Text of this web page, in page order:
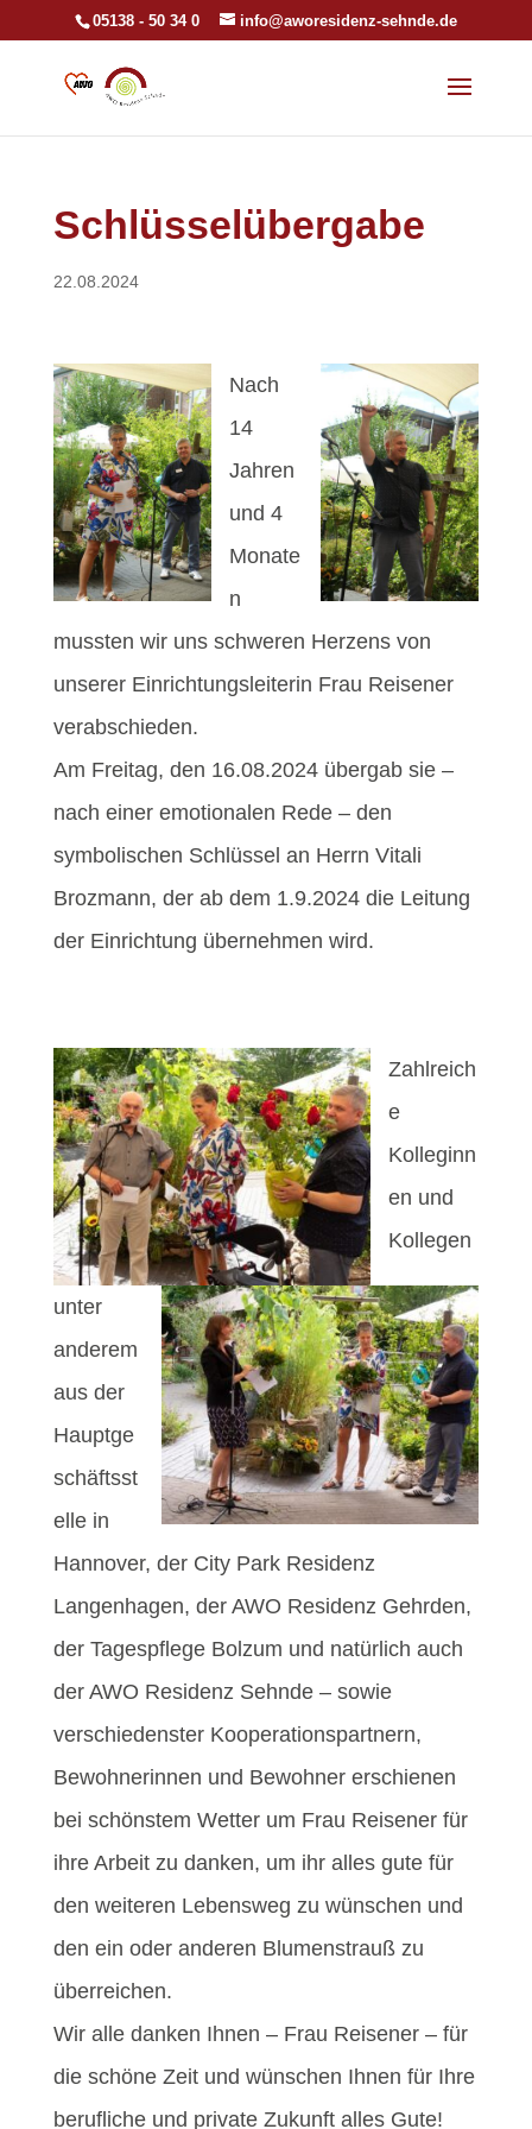
05138 - 50 34 0 info@aworesidenz-sehnde.de
Schlüsselübergabe
22.08.2024
Nach
14
Jahren
und 4
Monate
n
mussten wir uns schweren Herzens von
unserer Einrichtungsleiterin Frau Reisener
verabschieden.
Am Freitag, den 16.08.2024 übergab sie –
nach einer emotionalen Rede – den
symbolischen Schlüssel an Herrn Vitali
Brozmann, der ab dem 1.9.2024 die Leitung
der Einrichtung übernehmen wird.
Zahlreich
e
Kolleginn
en und
Kollegen
unter
anderem
aus der
Hauptge
schäftsst
elle in
Hannover, der City Park Residenz
Langenhagen, der AWO Residenz Gehrden,
der Tagespflege Bolzum und natürlich auch
der AWO Residenz Sehnde – sowie
verschiedenster Kooperationspartnern,
Bewohnerinnen und Bewohner erschienen
bei schönstem Wetter um Frau Reisener für
ihre Arbeit zu danken, um ihr alles gute für
den weiteren Lebensweg zu wünschen und
den ein oder anderen Blumenstrauß zu
überreichen.
Wir alle danken Ihnen – Frau Reisener – für
die schöne Zeit und wünschen Ihnen für Ihre
berufliche und private Zukunft alles Gute!